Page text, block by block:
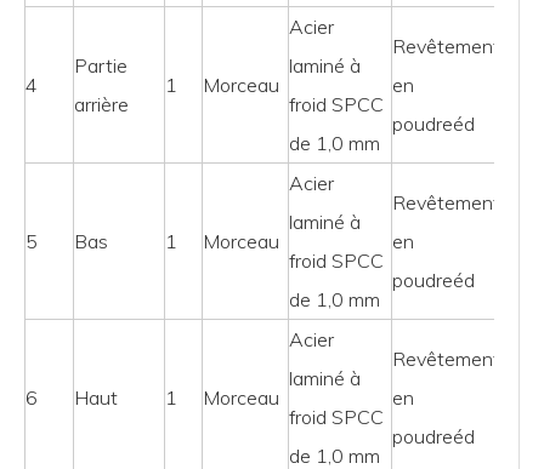
4
Partie
arrière
1 Morceau
Acier
laminé à
froid SPCC
de 1,0 mm
Revêtement
en
poudreéd
5 Bas 1 Morceau
Acier
laminé à
froid SPCC
de 1,0 mm
Revêtement
en
poudreéd
6 Haut 1 Morceau
Acier
laminé à
froid SPCC
de 1,0 mm
Revêtement
en
poudreéd